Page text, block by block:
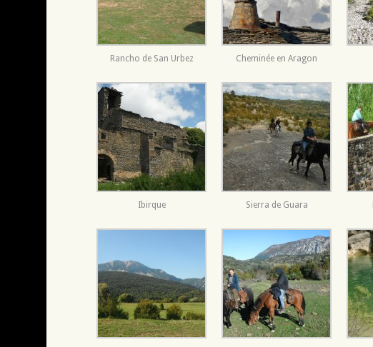
Rancho de San Urbez Cheminée en Aragon
Ibirque Sierra de Guara